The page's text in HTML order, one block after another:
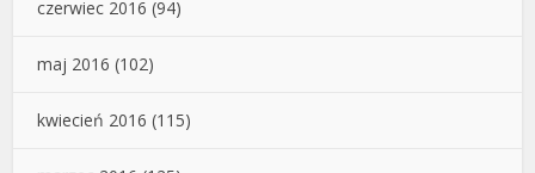
czerwiec 2016 (94)
maj 2016 (102)
kwiecień 2016 (115)